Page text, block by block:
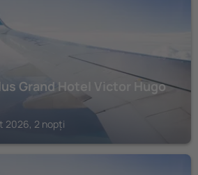
Grand Hotel Victor Hugo
2026, 2 nopți